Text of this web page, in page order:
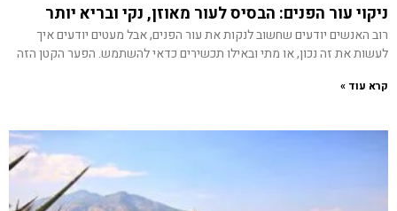
ניקוי עור הפנים: הבסיס לעור מאוזן, נקי ובריא יותר
רוב האנשים יודעים שחשוב לנקות את עור הפנים, אבל מעטים יודעים איך
לעשות את זה נכון, או מתי ובאילו תכשירים כדאי להשתמש. הפער הקטן הזה
קרא עוד »